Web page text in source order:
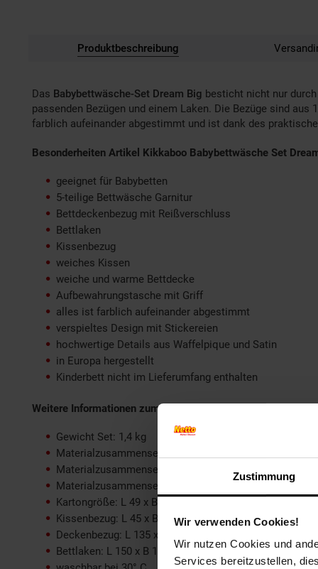
Zustimmung
Wir verwenden Cookies!
Wir nutzen Cookies und
Services bereitzustellen,
Produktbeschreibung
Das Babybettwäsche-Set Dream Big besticht nicht nur
passenden Bezügen und einem Laken. Die Bezüge sind
farblich aufeinander abgestimmt und ist dank des
Besonderheiten Artikel Kikkaboo Babybettwäsche Set
geeignet für Babybetten
5-teilige Bettwäsche Garnitur
Bettdeckenbezug mit Reißverschluss
Bettlaken
Kissenbezug
weiches Kissen
weiche und warme Bettdecke
Aufbewahrungstasche mit Griff
alles ist farblich aufeinander abgestimmt
verspieltes Design mit Stickereien
hochwertige Details aus Waffelpique und Satin
in Europa hergestellt
Kinderbett nicht im Lieferumfang enthalten
Weitere Informationen zum Artikel Kikkaboo
Gewicht Set: 1,4 kg
Materialzusammensetzung Bezüge: 100 % Baumwolle
Materialzusammensetzung Decke: Polyesterwatte und
Materialzusammensetzung Füllung: 100 % Polyester
Kartongröße: L 49 x B 40,5 x H 20,5 cm
Kissenbezug: L 45 x B 35 cm
Deckenbezug: L 135 x B 95 cm
Bettlaken: L 150 x B 100 cm